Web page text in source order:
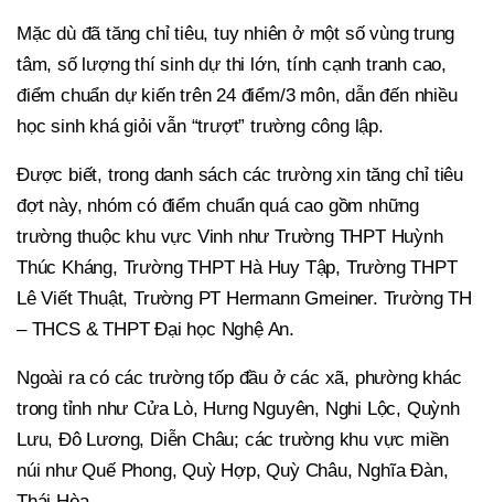
Mặc dù đã tăng chỉ tiêu, tuy nhiên ở một số vùng trung
tâm, số lượng thí sinh dự thi lớn, tính cạnh tranh cao,
điểm chuẩn dự kiến trên 24 điểm/3 môn, dẫn đến nhiều
học sinh khá giỏi vẫn “trượt” trường công lập.
Được biết, trong danh sách các trường xin tăng chỉ tiêu
đợt này, nhóm có điểm chuẩn quá cao gồm những
trường thuộc khu vực Vinh như Trường THPT Huỳnh
Thúc Kháng, Trường THPT Hà Huy Tập, Trường THPT
Lê Viết Thuật, Trường PT Hermann Gmeiner. Trường TH
– THCS & THPT Đại học Nghệ An.
Ngoài ra có các trường tốp đầu ở các xã, phường khác
trong tỉnh như Cửa Lò, Hưng Nguyên, Nghi Lộc, Quỳnh
Lưu, Đô Lương, Diễn Châu; các trường khu vực miền
núi như Quế Phong, Quỳ Hợp, Quỳ Châu, Nghĩa Đàn,